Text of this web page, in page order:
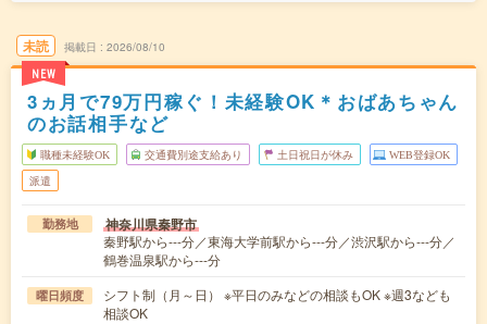
未読
NEW
掲載日 2026/08/10
3ヵ月で79万円稼ぐ！未経験OK＊おばあちゃん
のお話相手など
職種未経験OK 交通費別途支給あり 土日祝日が休み WEB登録OK
派遣
勤務地 神奈川県秦野市
秦野駅から---分／東海大学前駅から---分／渋沢駅から---分／
鶴巻温泉駅から---分
曜日頻度
シフト制（月～日） ※平日のみなどの相談もOK ※週3なども
相談OK